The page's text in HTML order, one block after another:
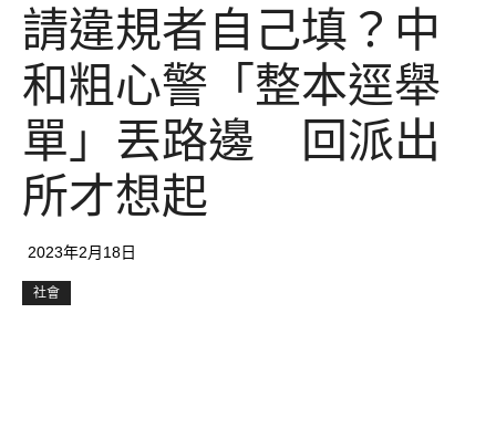
請違規者自己填？中
和粗心警「整本逕舉
單」丟路邊 回派出
所才想起
2023年2月18日
社會